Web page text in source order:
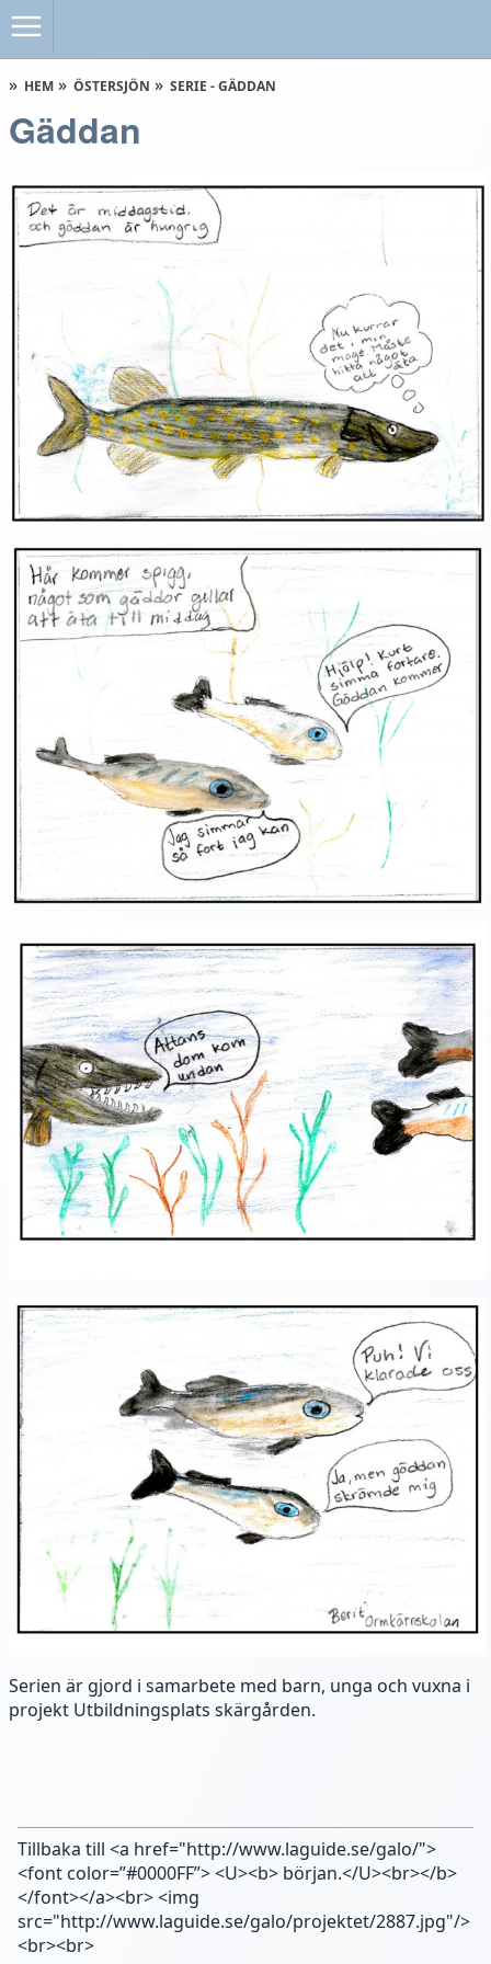
HEM ÖSTERSJÖN SERIE - GÄDDAN
Gäddan
Serien är gjord i samarbete med barn, unga och vuxna i
projekt Utbildningsplats skärgården.
Tillbaka till <a href="http://www.laguide.se/galo/">
<font color=”#0000FF”> <U><b> början.</U><br></b>
</font></a><br> <img
src="http://www.laguide.se/galo/projektet/2887.jpg"/>
<br><br>